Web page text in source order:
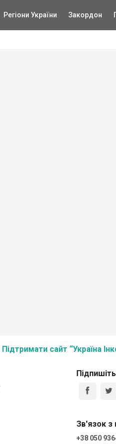
Регіони України Закордон
Підтримати сайт “Україна
Зв'язок з
+38 050